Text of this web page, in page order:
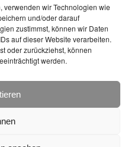
verwenden wir Technologien wie
und/oder darauf
zustimmst, können wir Daten
auf dieser Website verarbeiten.
oder zurückziehst, können
werden.
des Müritzeums in Waren
e.V. 2026
16, 18356 Fuhlendorf |
2000 0366 1600 01 |